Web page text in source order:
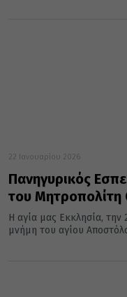
22 Ιανουαρίου 2026
Πανηγυρικός
του Μητροπολίτη
Η αγία μας Εκκλησία, την
μνήμη του αγίου